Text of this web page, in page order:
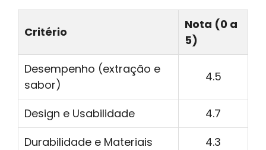
Critério
Nota (0 a
5)
Desempenho (extração e
sabor)
4.5
Design e Usabilidade
4.7
Durabilidade e Materiais
4.3